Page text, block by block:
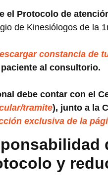
el Protocolo de
de Kinesiólogos de la
constancia de
al consultorio.
debe contar con el
tramite), junto a la
exclusiva de la
y